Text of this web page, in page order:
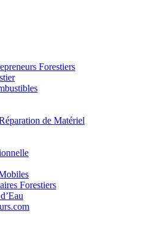
Forestiers
de Matériel
Forestiers